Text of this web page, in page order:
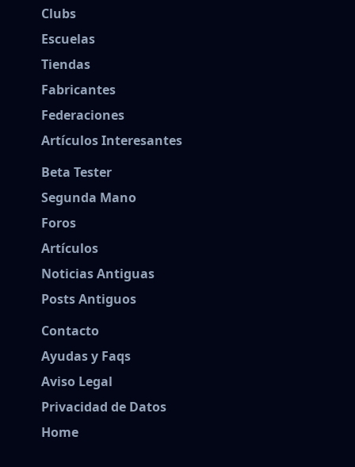
Clubs
Escuelas
Tiendas
Fabricantes
Federaciones
Artículos Interesantes
Beta Tester
Segunda Mano
Foros
Artículos
Noticias Antiguas
Posts Antiguos
Contacto
Ayudas y Faqs
Aviso Legal
Privacidad de Datos
Home